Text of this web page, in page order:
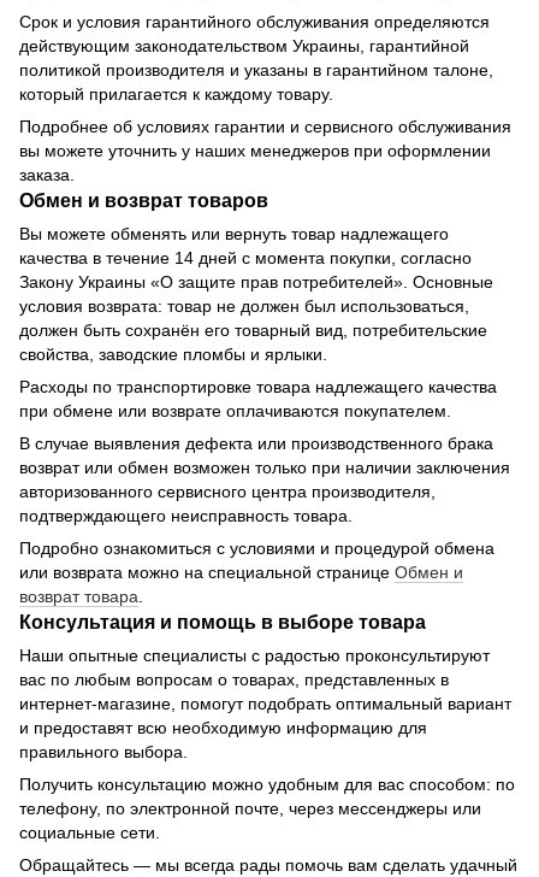
Срок и условия гарантийного обслуживания определяются
действующим законодательством Украины, гарантийной
политикой производителя и указаны в гарантийном талоне,
который прилагается к каждому товару.
Подробнее об условиях гарантии и сервисного обслуживания
вы можете уточнить у наших менеджеров при оформлении
заказа.
Обмен и возврат товаров
Вы можете обменять или вернуть товар надлежащего
качества в течение 14 дней с момента покупки, согласно
Закону Украины «О защите прав потребителей». Основные
условия возврата: товар не должен был использоваться,
должен быть сохранён его товарный вид, потребительские
свойства, заводские пломбы и ярлыки.
Расходы по транспортировке товара надлежащего качества
при обмене или возврате оплачиваются покупателем.
В случае выявления дефекта или производственного брака
возврат или обмен возможен только при наличии заключения
авторизованного сервисного центра производителя,
подтверждающего неисправность товара.
Подробно ознакомиться с условиями и процедурой обмена
или возврата можно на специальной странице Обмен и
возврат товара
Консультация и помощь в выборе товара
Наши опытные специалисты с радостью проконсультируют
вас по любым вопросам о товарах, представленных в
интернет-магазине, помогут подобрать оптимальный вариант
и предоставят всю необходимую информацию для
правильного выбора.
Получить консультацию можно удобным для вас способом: по
телефону, по электронной почте, через мессенджеры или
социальные сети.
Обращайтесь — мы всегда рады помочь вам сделать удачный